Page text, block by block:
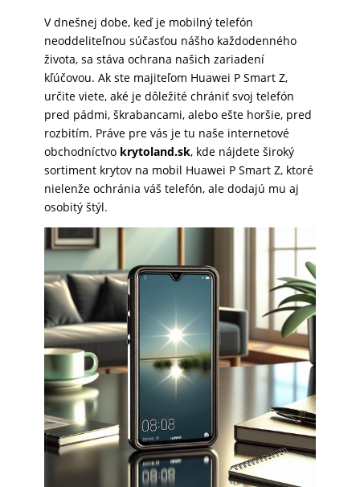
PRÍSLUŠENSTVO
MOBILY
PRÍSLUŠENSTVO
TABLETY
V dnešnej dobe, keď je mobilný telefón
neoddeliteľnou súčasťou nášho každodenného
života, sa stáva ochrana našich zariadení
kľúčovou. Ak ste majiteľom Huawei P Smart Z,
určite viete, aké je dôležité chrániť svoj telefón
pred pádmi, škrabancami, alebo ešte horšie, pred
rozbitím. Práve pre vás je tu naše internetové
obchodníctvo krytoland.sk, kde nájdete široký
sortiment krytov na mobil Huawei P Smart Z, ktoré
nielenže ochránia váš telefón, ale dodajú mu aj
osobitý štýl.